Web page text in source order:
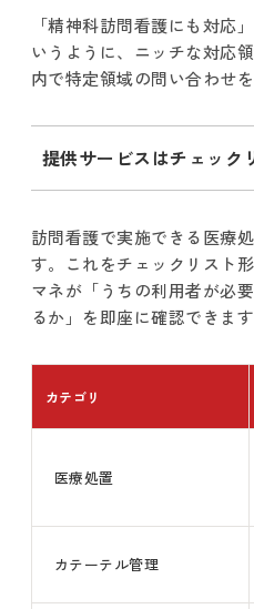
「精神科訪問看護にも対応
いうように、ニッチな対応
内で特定領域の問い合わせを
提供サービスはチェック
訪問看護で実施できる医療
す。これをチェックリスト
マネが「うちの利用者が必
るか」を即座に確認できます
カテゴリ
医療処置
カテーテル管理